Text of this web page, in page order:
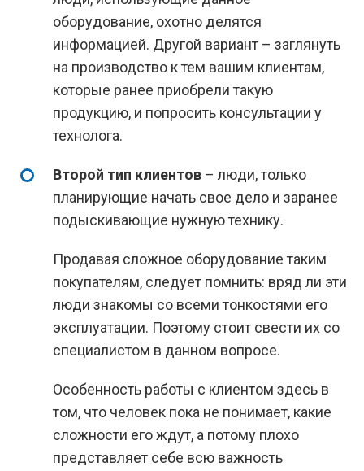
оборудование, охотно делятся
информацией. Другой вариант – заглянуть
на производство к тем вашим клиентам,
которые ранее приобрели такую
продукцию, и попросить консультации у
технолога.
Второй тип клиентов – люди, только
планирующие начать свое дело и заранее
подыскивающие нужную технику.
Продавая сложное оборудование таким
покупателям, следует помнить: вряд ли эти
люди знакомы со всеми тонкостями его
эксплуатации. Поэтому стоит свести их со
специалистом в данном вопросе.
Особенность работы с клиентом здесь в
том, что человек пока не понимает, какие
сложности его ждут, а потому плохо
представляет себе всю важность